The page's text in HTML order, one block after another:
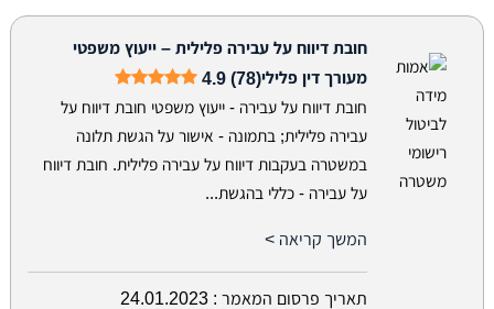
חובת דיווח על עבירה פלילית – ייעוץ משפטי
מעורך דין פלילי4.9 (78)
חובת דיווח על עבירה - ייעוץ משפטי חובת דיווח על
עבירה פלילית; בתמונה - אישור על הגשת תלונה
במשטרה בעקבות דיווח על עבירה פלילית. חובת דיווח
על עבירה - כללי בהגשת...
המשך קריאה >
תאריך פרסום המאמר : 24.01.2023